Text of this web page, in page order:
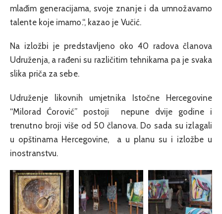
mlađim generacijama, svoje znanje i da umnožavamo
talente koje imamo.“, kazao je Vučić.
Na izložbi je predstavljeno oko 40 radova članova
Udruženja, a rađeni su različitim tehnikama pa je svaka
slika priča za sebe.
Udruženje likovnih umjetnika Istočne Hercegovine
“Milorad Ćorović” postoji nepune dvije godine i
trenutno broji više od 50 članova. Do sada su izlagali
u opštinama Hercegovine, a u planu su i izložbe u
inostranstvu.